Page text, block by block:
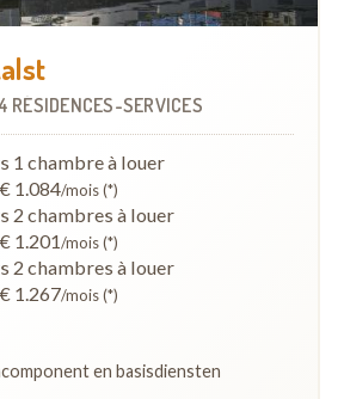
RÉSIDENCES-SERVICES
1 chambre à louer
1.084/mois (*)
2 chambres à louer
1.201/mois (*)
2 chambres à louer
1.267/mois (*)
en basisdiensten